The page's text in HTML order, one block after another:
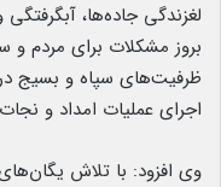
لغزندگی جاده‌ها،
بروز مشکلات برای مردم و
ظرفیت‌های سپاه و بسیج
اجرای عملیات امداد و
وی افزود: با تلاش